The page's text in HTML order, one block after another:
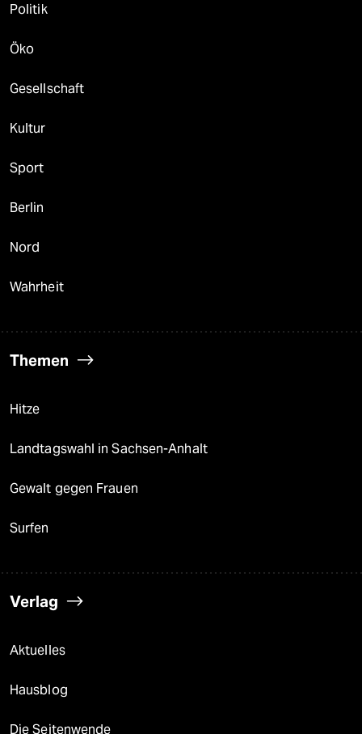
Politik
Öko
Gesellschaft
Kultur
Sport
Berlin
Nord
Wahrheit
Themen
Hitze
Landtagswahl in Sachsen-Anhalt
Gewalt gegen Frauen
Surfen
Verlag
Aktuelles
Hausblog
Die Seitenwende